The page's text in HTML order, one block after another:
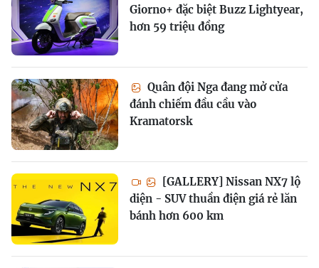
Giorno+ đặc biệt Buzz Lightyear,
hơn 59 triệu đồng
Quân đội Nga đang mở cửa
đánh chiếm đầu cầu vào
Kramatorsk
[GALLERY] Nissan NX7 lộ
diện - SUV thuần điện giá rẻ lăn
bánh hơn 600 km